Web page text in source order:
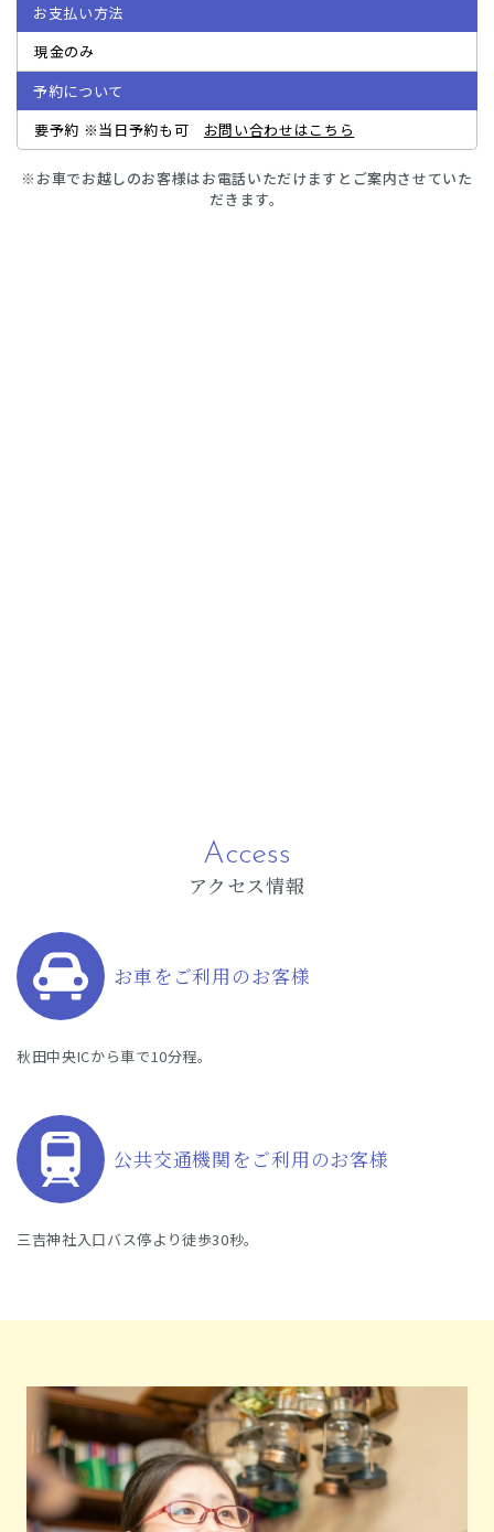
お支払い方法
現金のみ
予約について
要予約 ※当日予約も可 お問い合わせはこちら
※お車でお越しのお客様はお電話いただけますとご案内させていた
だきます。
Access
アクセス情報
お車をご利用のお客様
秋田中央ICから車で10分程。
公共交通機関をご利用のお客様
三吉神社入口バス停より徒歩30秒。